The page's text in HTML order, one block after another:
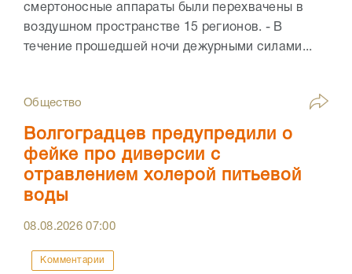
смертоносные аппараты были перехвачены в
воздушном пространстве 15 регионов. - В
течение прошедшей ночи дежурными силами...
Общество
Волгоградцев предупредили о
фейке про диверсии с
отравлением холерой питьевой
воды
08.08.202607:00
Комментарии